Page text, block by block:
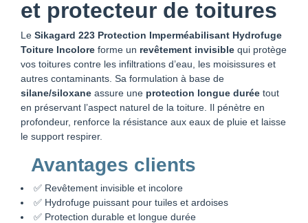
et protecteur de toitures
Le Sikagard 223 Protection Imperméabilisant Hydrofuge
Toiture Incolore forme un revêtement invisible qui protège
vos toitures contre les infiltrations d’eau, les moisissures et
autres contaminants. Sa formulation à base de
silane/siloxane assure une protection longue durée tout
en préservant l’aspect naturel de la toiture. Il pénètre en
profondeur, renforce la résistance aux eaux de pluie et laisse
le support respirer.
Avantages clients
✅ Revêtement invisible et incolore
✅ Hydrofuge puissant pour tuiles et ardoises
✅ Protection durable et longue durée